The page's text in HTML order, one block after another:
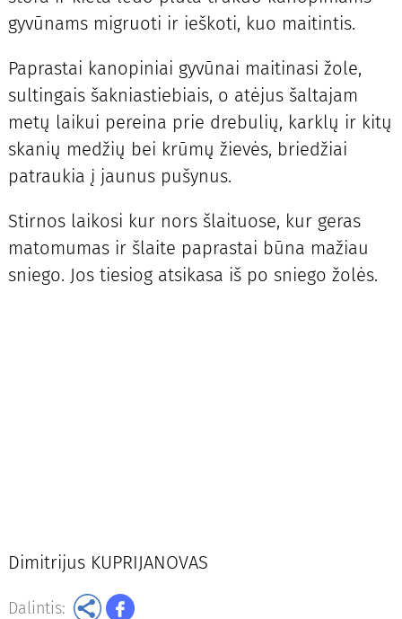
gyvūnams migruoti ir ieškoti, kuo maitintis.
Paprastai kanopiniai gyvūnai maitinasi žole,
sultingais šakniastiebiais, o atėjus šaltajam
metų laikui pereina prie drebulių, karklų ir kitų
skanių medžių bei krūmų žievės, briedžiai
patraukia į jaunus pušynus.
Stirnos laikosi kur nors šlaituose, kur geras
matomumas ir šlaite paprastai būna mažiau
sniego. Jos tiesiog atsikasa iš po sniego žolės.
Dimitrijus KUPRIJANOVAS
Dalintis: